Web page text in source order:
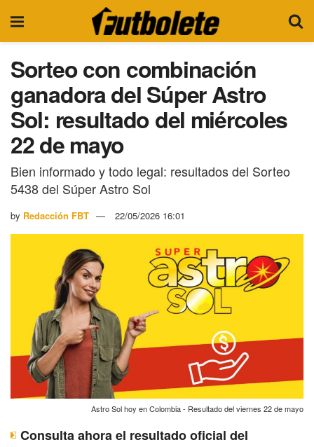
Sorteo con combinación
ganadora del Súper Astro
Sol: resultado del miércoles
22 de mayo
Bien informado y todo legal: resultados del Sorteo
5438 del Súper Astro Sol
by Redacción FBT 22/05/2026 16:01
Astro Sol hoy en Colombia - Resultado del viernes 22 de mayo
Consulta ahora el resultado oficial del